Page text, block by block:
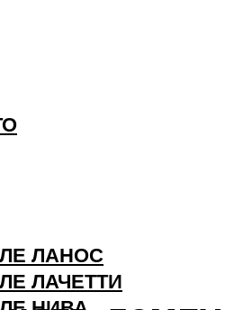
ЛАНОС
ЛАЧЕТТИ